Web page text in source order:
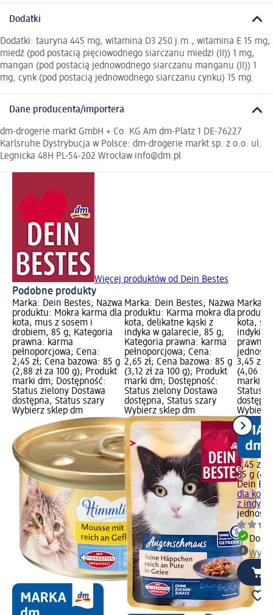
Dodatki
Dodatki: tauryna 445 mg, witamina D3 250 j.m., witamina E 15 mg,
miedź (pod postacią pięciowodnego siarczanu miedzi (II)) 1 mg,
mangan (pod postacią jednowodnego siarczanu manganu (II)) 1
mg, cynk (pod postacią jednowodnego siarczanu cynku) 15 mg.
Dane producenta/importera
dm-drogerie markt GmbH + Co. KG Am dm-Platz 1 DE-76227
Karlsruhe Dystrybucja w Polsce: dm-drogerie markt sp. z o.o. ul.
Legnicka 48H PL-54-202 Wrocław info@dm.pl
Więcej produktów od Dein Bestes
Podobne produkty
Marka: Dein Bestes; Nazwa
produktu: Mokra karma dla
kota, mus z sosem i
drobiem, 85 g; Kategoria
prawna: karma
pełnoporcjowa; Cena:
2,45 zł; Cena bazowa: 85 g
(2,88 zł za 100 g); Produkt
marki dm; Dostępność:
Status zielony Dostawa
dostępna, Status szary
Wybierz sklep dm
Marka: Dein Bestes; Nazwa
produktu: Karma mokra dla
kota, delikatne kąski z
indyka w galarecie, 85 g;
Kategoria prawna: karma
pełnoporcjowa; Cena:
2,65 zł; Cena bazowa: 85 g
(3,12 zł za 100 g); Produkt
marki dm; Dostępność:
Status zielony Dostawa
dostępna, Status szary
Wybierz sklep dm
Marka:
kota,
prawna:
3,45 zł;
(4,06 zł
marki
Status
Wybierz
3,45 zł
85 g
Dein
dla
z